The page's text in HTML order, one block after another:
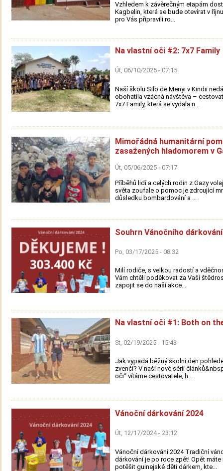
Vzhledem k závěrečným etapám
Kagbelin, která se bude otevírat v
pro Vás připravili ro...
Na vlastní oči #2: 7x7 Family
Út, 06/10/2025 - 07:15
Naší školu Silo de Menyi v Kindii
obohatila vzácná návštěva –
7x7 Family, která se vydala n...
Mimořádná humanitární
zasažených hladomorem v
Út, 05/06/2025 - 07:17
Příběhů lidí a celých rodin z Gazy
světa zoufale o pomoc je zdrcující
důsledku bombardování a ...
Souhrn Vánočního
Po, 03/17/2025 - 08:32
Milí rodiče, s velkou radostí a
Vám chtěli poděkovat za Vaši
zapojit se do naší akce...
Na vlastní oči #1: Both on
St, 02/19/2025 - 15:43
Jak vypadá běžný školní den
zvenčí? V naší nové sérii
oči“ vítáme cestovatele, h...
Vánoční dárkování 2024
Út, 12/17/2024 - 23:12
Vánoční dárkování 2024 Tradiční
dárkování je po roce zpět! Opět
potěšit guinejské děti dárkem, kte...